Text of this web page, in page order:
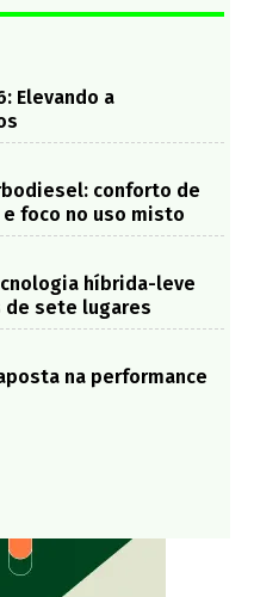
Elevando a
conforto de
e foco no uso misto
híbrida-leve
de sete lugares
na performance